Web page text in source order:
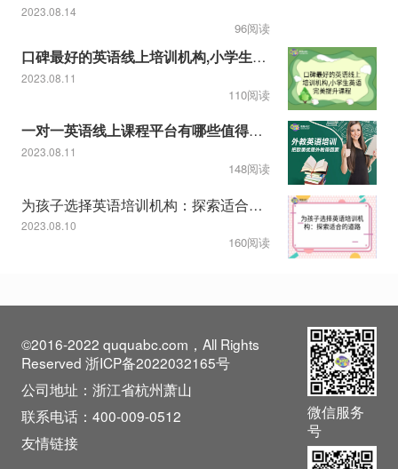
2023.08.14
96阅读
口碑最好的英语线上培训机构,小学生英语完美提升课程
2023.08.11
110阅读
一对一英语线上课程平台有哪些值得推荐
2023.08.11
148阅读
为孩子选择英语培训机构：探索适合的道路
2023.08.10
160阅读
©2016-2022 ququabc.com，All Rights
Reserved 浙ICP备2022032165号
公司地址：浙江省杭州萧山
联系电话：400-009-0512
友情链接
微信服务
号